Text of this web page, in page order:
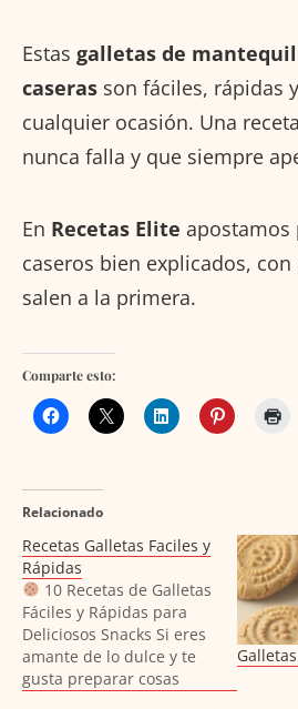
Estas galletas de
caseras son fáciles, rápidas
cualquier ocasión. Una
nunca falla y que siempre
En Recetas Elite apostamos
caseros bien explicados,
salen a la primera.
Comparte esto:
Relacionado
Recetas Galletas Faciles y
Rápidas
10 Recetas de Galletas
Fáciles y Rápidas para
Deliciosos Snacks Si eres
amante de lo dulce y te
gusta preparar cosas